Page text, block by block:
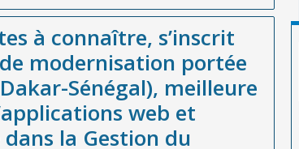
la dynamique de modernisation portée par
d’applications web et mobiles et
publics grâce à sa solution innovante
à connaître, s’inscrit
modernisation portée
Sénégal), meilleure
web et
la Gestion du